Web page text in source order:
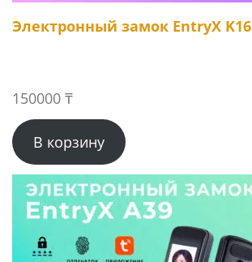
Электронный замок EntryX K16
150000 ₸
В корзину